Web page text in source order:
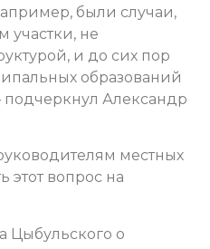
были случаи,
участки, не
и до сих пор
образований
Александр
местных
вопрос на
Цыбульского о